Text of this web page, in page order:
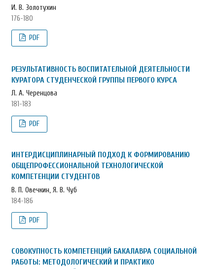
И. В. Золотухин
176-180
PDF
РЕЗУЛЬТАТИВНОСТЬ ВОСПИТАТЕЛЬНОЙ ДЕЯТЕЛЬНОСТИ
КУРАТОРА СТУДЕНЧЕСКОЙ ГРУППЫ ПЕРВОГО КУРСА
Л. А. Черенцова
181-183
PDF
ИНТЕРДИСЦИПЛИНАРНЫЙ ПОДХОД К ФОРМИРОВАНИЮ
ОБЩЕПРОФЕССИОНАЛЬНОЙ ТЕХНОЛОГИЧЕСКОЙ
КОМПЕТЕНЦИИ СТУДЕНТОВ
В. П. Овечкин, Я. В. Чуб
184-186
PDF
СОВОКУПНОСТЬ КОМПЕТЕНЦИЙ БАКАЛАВРА СОЦИАЛЬНОЙ
РАБОТЫ: МЕТОДОЛОГИЧЕСКИЙ И ПРАКТИКО